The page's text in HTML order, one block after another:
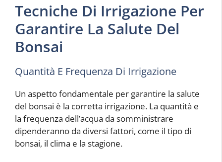
Tecniche Di Irrigazione Per
Garantire La Salute Del
Bonsai
Quantità E Frequenza Di Irrigazione
Un aspetto fondamentale per garantire la salute
del bonsai è la corretta irrigazione. La quantità e
la frequenza dell’acqua da somministrare
dipenderanno da diversi fattori, come il tipo di
bonsai, il clima e la stagione.